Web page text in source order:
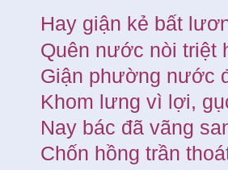
Hay giận kẻ bất
Quên nước nòi triệt
Giận phường nước
Khom lưng vì lợi,
Nay bác đã vãng
Chốn hồng trần